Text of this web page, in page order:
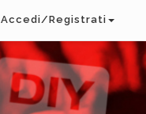
Accedi/Registrati